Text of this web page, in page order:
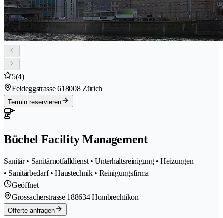
5(4)
Feldeggstrasse 618008 Zürich
Termin reservieren
Büchel Facility Management
Sanitär • Sanitärnotfalldienst • Unterhaltsreinigung • Heizungen
• Sanitärbedarf • Haustechnik • Reinigungsfirma
Geöffnet
Grossacherstrasse 188634 Hombrechtikon
Offerte anfragen